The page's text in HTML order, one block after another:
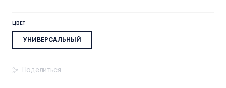
ЦВЕТ
УНИВЕРСАЛЬНЫЙ
Поделиться